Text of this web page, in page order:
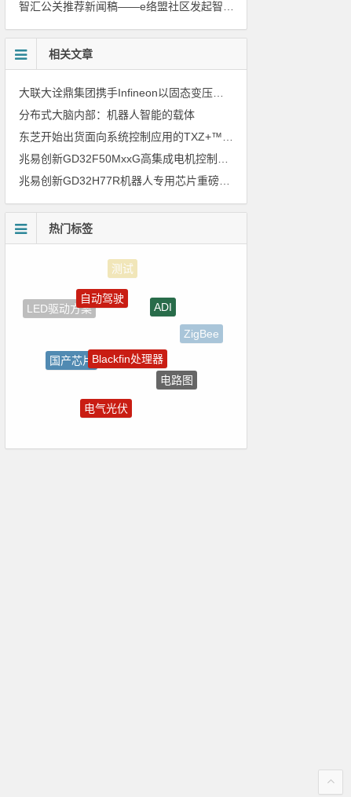
相关文章
大联大诠鼎集团携手Infineon以固态变压器重构配电效率新标杆
分布式大脑内部：机器人智能的载体
兆易创新GD32H77R机器人专用芯片重磅亮相，精准赋能伺服驱动与关节控制
热门标签
LED驱动方案
ZigBee
电路图
5G